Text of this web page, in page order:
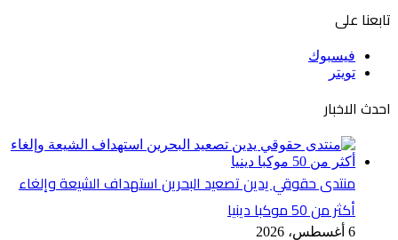
تابعنا على
فيسبوك
تويتر
احدث الاخبار
منتدى حقوقي يدين تصعيد البحرين استهداف الشيعة وإلغاء
أكثر من 50 موكبا دينيا
6 أغسطس، 2026